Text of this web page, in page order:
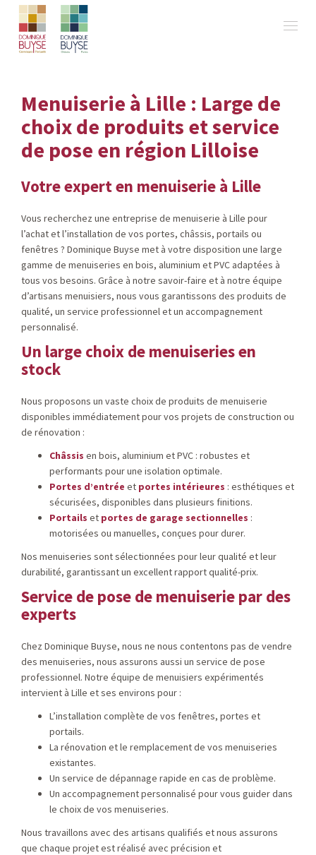
Menuiserie à Lille : Large de
choix de produits et service
de pose en région Lilloise
Votre expert en menuiserie à Lille
Vous recherchez une entreprise de menuiserie à Lille pour
l’achat et l’installation de vos portes, châssis, portails ou
fenêtres ? Dominique Buyse met à votre disposition une large
gamme de menuiseries en bois, aluminium et PVC adaptées à
tous vos besoins. Grâce à notre savoir-faire et à notre équipe
d’artisans menuisiers, nous vous garantissons des produits de
qualité, un service professionnel et un accompagnement
personnalisé.
Un large choix de menuiseries en
stock
Nous proposons un vaste choix de produits de menuiserie
disponibles immédiatement pour vos projets de construction ou
de rénovation :
Châssis en bois, aluminium et PVC : robustes et
performants pour une isolation optimale.
Portes d’entrée et portes intérieures : esthétiques et
sécurisées, disponibles dans plusieurs finitions.
Portails et portes de garage sectionnelles :
motorisées ou manuelles, conçues pour durer.
Nos menuiseries sont sélectionnées pour leur qualité et leur
durabilité, garantissant un excellent rapport qualité-prix.
Service de pose de menuiserie par des
experts
Chez Dominique Buyse, nous ne nous contentons pas de vendre
des menuiseries, nous assurons aussi un service de pose
professionnel. Notre équipe de menuisiers expérimentés
intervient à Lille et ses environs pour :
L’installation complète de vos fenêtres, portes et
portails.
La rénovation et le remplacement de vos menuiseries
existantes.
Un service de dépannage rapide en cas de problème.
Un accompagnement personnalisé pour vous guider dans
le choix de vos menuiseries.
Nous travaillons avec des artisans qualifiés et nous assurons
que chaque projet est réalisé avec précision et